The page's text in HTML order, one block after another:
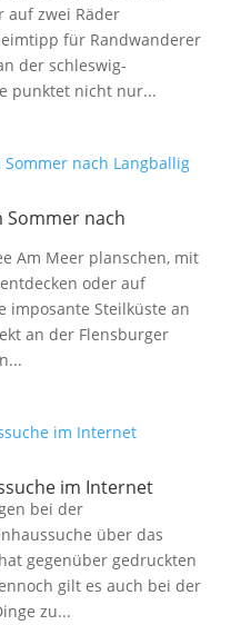
auf zwei Räder
für Randwanderer
der schleswig-
punktet nicht nur...
Sommer nach
Am Meer planschen, mit
oder auf
imposante Steilküste an
an der Flensburger
im Internet
bei der
über das
gegenüber gedruckten
gilt es auch bei der
zu...